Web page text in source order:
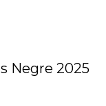
Negre 2025